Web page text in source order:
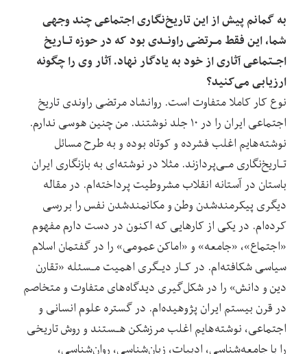
به گمانم پیش از این تاریخ‌نگاری اجتماعی چند‌ وجهی‌
شما، این فقط مـرتضی راونـدی بود که در حوزه تـاریخ
اجـتماعی آثاری از خود به یادگار نهاد. آثار وی را چگونه
ارزیابی می‌کنید؟
نوع کار کاملا متفاوت است. روانشاد مرتضی راوندی تاریخ‌
اجتماعی‌ ایران را در ۱۰ جلد نوشتند. من چنین هوسی ندارم.
نوشته‌هایم اغلب فشرده و کوتاه بوده و به طرح مسائل
تـاریخ‌نگاری مـی‌پردازند. مثلا در نوشته‌ای به بازنگاری ایران
باستان در آستانه انقلاب‌ مشروطیت‌ پرداخته‌ام. در مقاله
دیگری پیکرمندشدن وطن و مکانمندشدن نفس را بررسی
کرده‌ام. در یکی از کارهایی که اکنون در دست دارم مفهوم
«اجتماع»، «جامعه» و «اماکن عمومی» را در گفتمان اسلام
سیاسی شکافته‌ام. در کـار دیـگری‌ اهمیت‌ مـسئله «تقارن‌
دین و دانش» را در شکل‌گیری‌ دیدگاه‌های‌ متفاوت‌ و متخاصم
در قرن بیستم ایران پژوهیده‌ام. در گستره علوم انسانی و
اجتماعی، نوشته‌هایم اغلب مرزشکن هـستند و روش تاریخی
را با جامعه‌شناسی، ادبیات،‌ زبان‌شناسی، روان‌شناسی،